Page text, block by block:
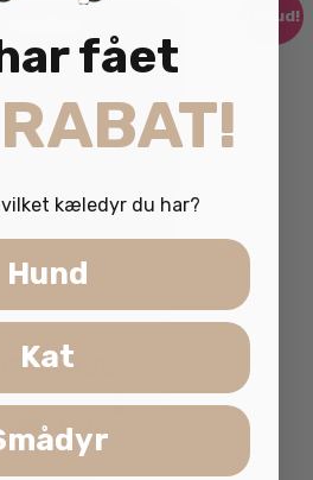
Tilbud!
fået
kæledyr du har?
Hund
Kat